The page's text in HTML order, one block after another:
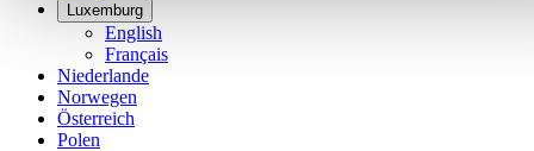
Luxemburg
English
Français
Niederlande
Norwegen
Österreich
Polen